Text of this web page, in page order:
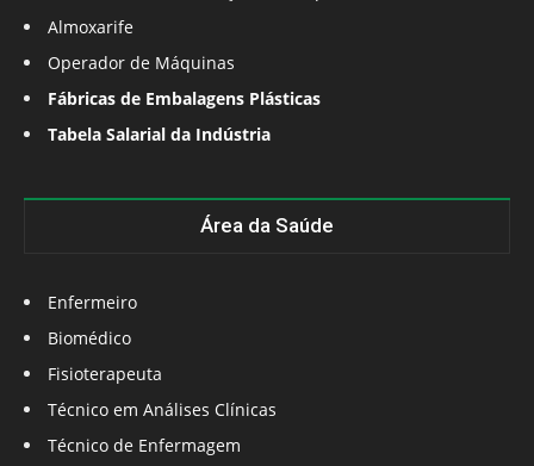
Almoxarife
Operador de Máquinas
Fábricas de Embalagens Plásticas
Tabela Salarial da Indústria
Área da Saúde
Enfermeiro
Biomédico
Fisioterapeuta
Técnico em Análises Clínicas
Técnico de Enfermagem